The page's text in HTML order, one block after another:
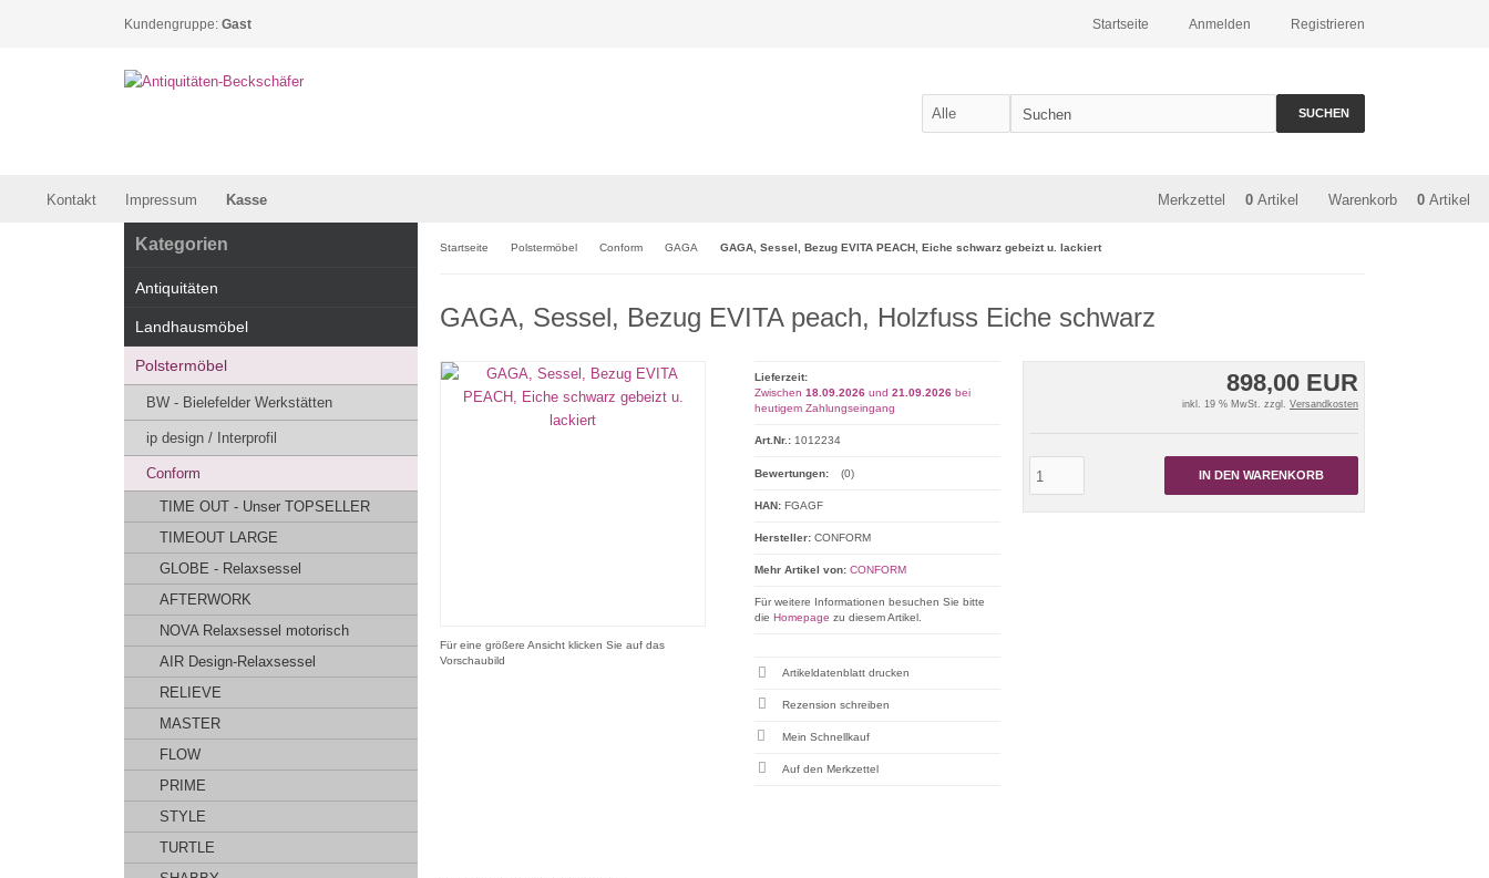
Kundengruppe: Gast Registrieren
Anmelden
Startseite
SUCHEN
Kontakt Impressum Kasse Warenkorb 0 Artikel
Merkzettel 0 Artikel
Startseite Polstermöbel Conform GAGA GAGA, Sessel, Bezug EVITA PEACH, Eiche schwarz gebeizt u. lackiert
GAGA, Sessel, Bezug EVITA peach, Holzfuss Eiche schwarz
Für eine größere Ansicht klicken Sie auf das
Vorschaubild
898,00 EUR
inkl. 19 % MwSt. zzgl. Versandkosten
IN DEN WARENKORB
Lieferzeit:
Zwischen 18.09.2026und 21.09.2026bei
heutigem Zahlungseingang
Art.Nr.: 1012234
Bewertungen: (0)
HAN:FGAGF
Hersteller: CONFORM
Mehr Artikel von: CONFORM
Für weitere Informationen besuchen Sie bitte
die Homepage zu diesem Artikel.
Artikeldatenblatt drucken
Rezension schreiben
Mein Schnellkauf
Kategorien
Antiquitäten
Landhausmöbel
Polstermöbel
BW - Bielefelder Werkstätten
ip design / Interprofil
Conform
TIME OUT - Unser TOPSELLER
TIMEOUT LARGE
GLOBE - Relaxsessel
AFTERWORK
NOVA Relaxsessel motorisch
AIR Design-Relaxsessel
RELIEVE
MASTER
FLOW
PRIME
STYLE
TURTLE